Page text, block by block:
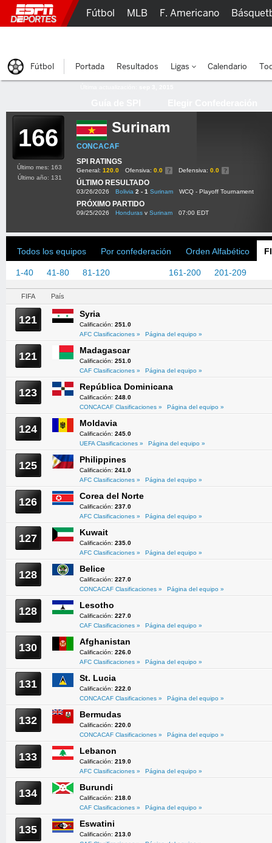
166 Surinam
CONCACAF
SPI RATINGS
General: 120.0 Ofensiva: 0.0 Defensiva: 0.0
ÚLTIMO RESULTADO
03/26/2026 Bolivia 2 - 1 Surinam WCQ - Playoff Tournament
PRÓXIMO PARTIDO
09/25/2026 Honduras v Surinam 07:00 EDT
Último mes: 163
Último año: 131
Todos los equipos Por confederación Orden Alfabético
1-40 41-80 81-120 161-200 201-209
FIFA País
121 Syria
Calificación: 251.0
AFC Clasificaciones »
Página del equipo »
121 Madagascar
Calificación: 251.0
CAF Clasificaciones »
Página del equipo »
123 República Dominicana
Calificación: 248.0
CONCACAF Clasificaciones »
Página del equipo »
124 Moldavia
Calificación: 245.0
UEFA Clasificaciones »
Página del equipo »
125 Philippines
Calificación: 241.0
AFC Clasificaciones »
Página del equipo »
126 Corea del Norte
Calificación: 237.0
AFC Clasificaciones »
Página del equipo »
127 Kuwait
Calificación: 235.0
AFC Clasificaciones »
Página del equipo »
128 Belice
Calificación: 227.0
CONCACAF Clasificaciones »
Página del equipo »
128 Lesotho
Calificación: 227.0
CAF Clasificaciones »
Página del equipo »
130 Afghanistan
Calificación: 226.0
AFC Clasificaciones »
Página del equipo »
131 St. Lucia
Calificación: 222.0
CONCACAF Clasificaciones »
Página del equipo »
132 Bermudas
Calificación: 220.0
CONCACAF Clasificaciones »
Página del equipo »
133 Lebanon
Calificación: 219.0
AFC Clasificaciones »
Página del equipo »
134 Burundi
Calificación: 218.0
CAF Clasificaciones »
Página del equipo »
135 Eswatini
Calificación: 213.0
Fútbol MLB F. Americano
Fútbol Portada Resultados Ligas Calendario